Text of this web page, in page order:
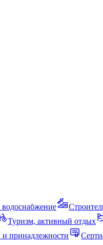
Туризм, активный отдых
и принадлежности